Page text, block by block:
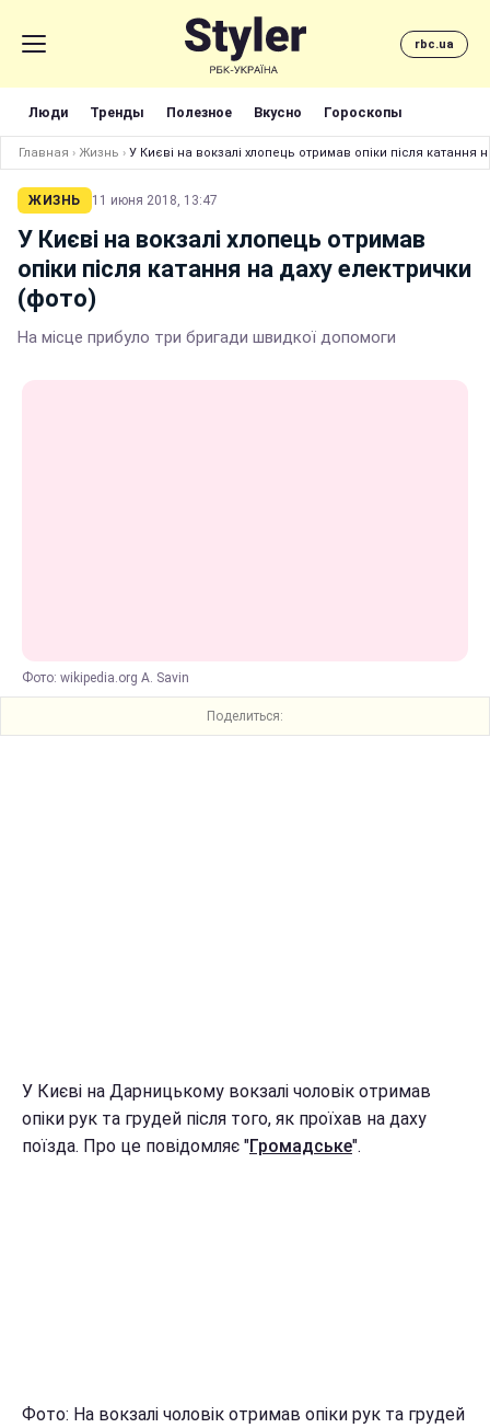
rbc.ua
Люди Тренды Полезное Вкусно Гороскопы
Главная › Жизнь › У Києві на вокзалі хлопець отримав опіки після катання
ЖИЗНЬ 11 июня 2018, 13:47
У Києві на вокзалі хлопець отримав
опіки після катання на даху електрички
(фото)
На місце прибуло три бригади швидкої допомоги
Фото: wikipedia.org A. Savin
Поделиться:
У Києві на Дарницькому вокзалі чоловік отримав
опіки рук та грудей після того, як проїхав на даху
поїзда. Про це повідомляє "Громадське".
Фото: На вокзалі чоловік отримав опіки рук та грудей